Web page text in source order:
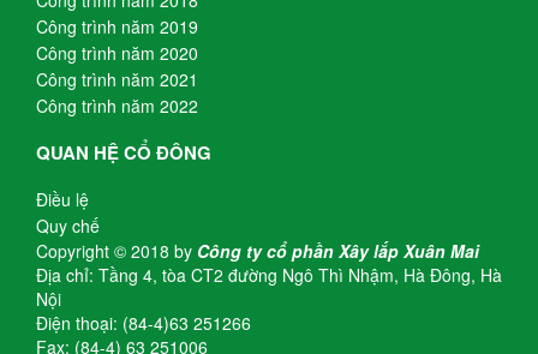
Công trình năm 2019
Công trình năm 2020
Công trình năm 2021
Công trình năm 2022
QUAN HỆ CỔ ĐÔNG
Điều lệ
Quy chế
Copyright © 2018 by Công ty cổ phần Xây lắp Xuân Mai
Địa chỉ: Tầng 4, tòa CT2 đường Ngô Thì Nhậm, Hà Đông, Hà
Nội
Điện thoại: (84-4)63 251266
Fax: (84-4) 63 251006